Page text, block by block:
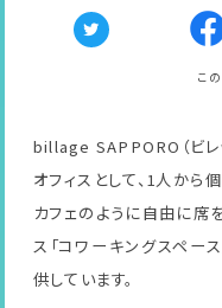
こ
billage SAPPORO（ビレ
オフィスとして、1人から
カフェのように自由に席
ス「コワーキングスペー
供しています。